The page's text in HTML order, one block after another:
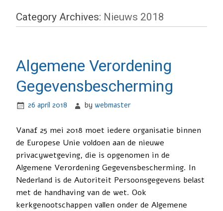
Category Archives: Nieuws 2018
Algemene Verordening
Gegevensbescherming
26 april 2018 bywebmaster
Vanaf 25 mei 2018 moet iedere organisatie binnen
de Europese Unie voldoen aan de nieuwe
privacywetgeving, die is opgenomen in de
Algemene Verordening Gegevensbescherming. In
Nederland is de Autoriteit Persoonsgegevens belast
met de handhaving van de wet. Ook
kerkgenootschappen vallen onder de Algemene